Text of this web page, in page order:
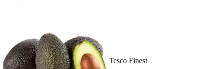
Tesco Finest